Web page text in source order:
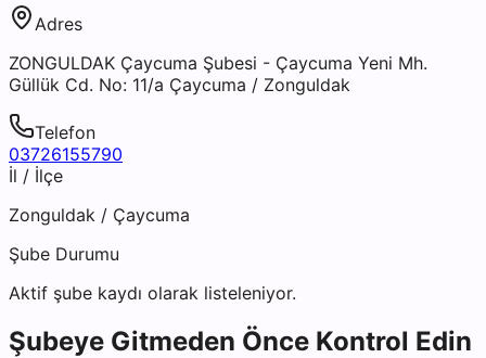
Adres
ZONGULDAK Çaycuma Şubesi - Çaycuma Yeni Mh.
Güllük Cd. No: 11/a Çaycuma / Zonguldak
Telefon
03726155790
İl / İlçe
Zonguldak / Çaycuma
Şube Durumu
Aktif şube kaydı olarak listeleniyor.
Şubeye Gitmeden Önce Kontrol Edin